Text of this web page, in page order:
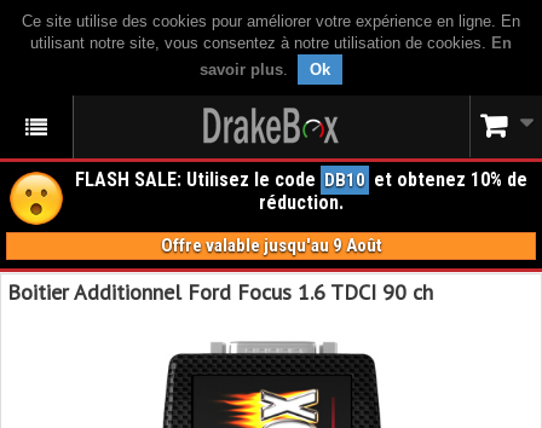
Ce site utilise des cookies pour améliorer votre expérience en ligne. En
utilisant notre site, vous consentez à notre utilisation de cookies. En
savoir plus. Ok
FLASH SALE: Utilisez le code DB10 et obtenez 10% de
réduction.
Offre valable jusqu'au 9 Août
Boitier Additionnel Ford Focus 1.6 TDCI 90 ch